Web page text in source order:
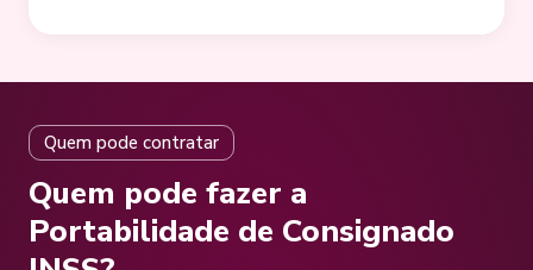
Quem pode contratar
Quem pode fazer a
Portabilidade de Consignado